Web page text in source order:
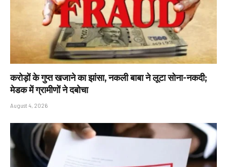
करोड़ों के गुप्त खजाने का झांसा, नकली बाबा ने लूटा सोना-नकदी;
मेडक में ग्रामीणों ने दबोचा
August 4, 2026